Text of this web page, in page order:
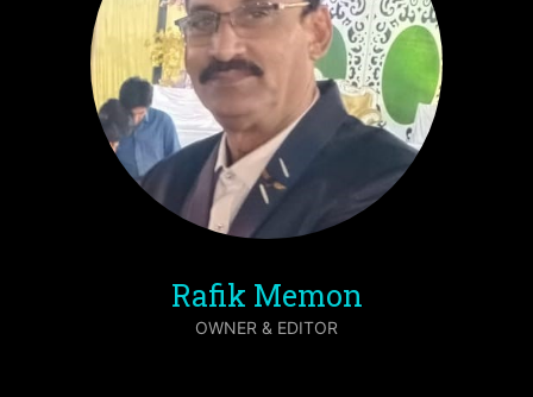
Rafik Memon
OWNER & EDITOR